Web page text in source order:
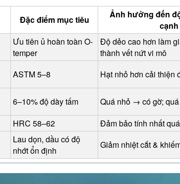
Đặc điểm mục tiêu
Ảnh hưởng đến
cạnh
Ưu tiên ủ hoàn toàn O-
temper
Độ dẻo cao hơn làm
thành vết nứt vi mô
ASTM 5–8 Hạt nhỏ hơn cải thiện
6–10% độ dày tấm Quá nhỏ → có gờ;
HRC 58–62 Đảm bảo tính nhất
Lau dọn, dầu có độ
nhớt ổn định
Giảm nhiệt cắt &